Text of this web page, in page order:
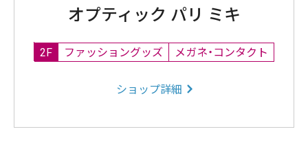
オプティック パリ ミキ
2F ファッショングッズ メガネ・コンタクト
ショップ詳細